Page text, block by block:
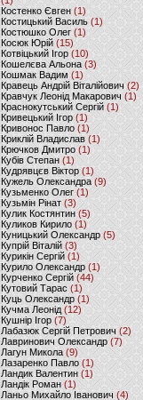
Костенко Євген (1)
Костицький Василь (1)
Костюшко Олег (1)
Косюк Юрій (15)
Котвіцький Ігор (10)
Кошелєва Альона(3)
Кошмак Вадим (1)
Кравець Андрій Віталійович (2)
Кравчук Леонід Макарович (1)
Краснокутський Сергій (1)
Кривецький Ігор (1)
Кривонос Павло (1)
Криклій Владислав (1)
Крючков Дмитро(1)
Кубів Степан(1)
Кудрявцєв Віктор (1)
Кужель Олександра (9)
Кузьменко Олег (1)
Кузьмін Рінат(3)
Кулик Костянтин(5)
Куликов Кирило (1)
Куницький Олександр (5)
Купрій Віталій (3)
Курикін Сергій(1)
Курило Олександр (1)
Курченко Сергій (44)
Кутовий Тарас (1)
Куць Олександр (1)
Кучма Леонід (12)
Кушнір Ігор(7)
Лабазюк Сергій Петрович (2)
Лавринович Олександр(7)
Лагун Микола(9)
Лазаренко Павло (1)
Ландик Валентин (1)
Ландік Роман (1)
Ланьо Михайло Іванович(4)